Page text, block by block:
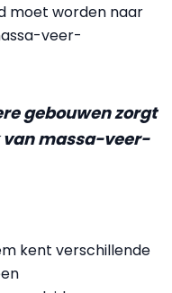
moet worden naar
veer-
gebouwen zorgt
van massa-veer-
kent verschillende